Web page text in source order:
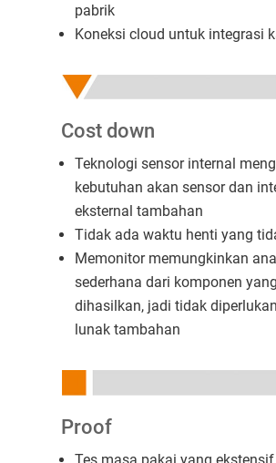
pabrik
Koneksi cloud untuk integrasi
Cost down
Teknologi sensor internal
kebutuhan akan sensor dan
eksternal tambahan
Tidak ada waktu henti yang
Memonitor memungkinkan
sederhana dari komponen yang
dihasilkan, jadi tidak
lunak tambahan
Proof
Tes masa pakai yang